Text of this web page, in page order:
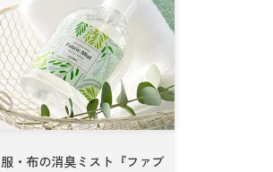
服・布の消臭ミスト『ファブ